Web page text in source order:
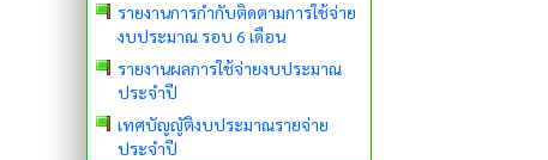
รายงานการกำกับติดตามการใช้จ่าย
งบประมาณ รอบ 6 เดือน
รายงานผลการใช้จ่ายงบประมาณ
ประจำปี
เทศบัญญัติงบประมาณรายจ่าย
ประจำปี